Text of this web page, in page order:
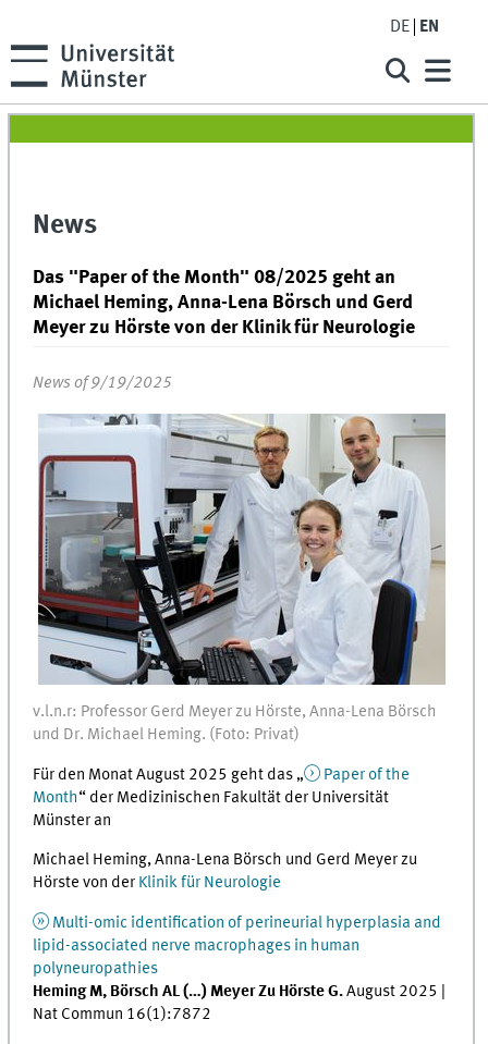
DE EN
News
Das "Paper of the Month" 08/2025 geht an
Michael Heming, Anna-Lena Börsch und Gerd
Meyer zu Hörste von der Klinik für Neurologie
News of 9/19/2025
v.l.n.r: Professor Gerd Meyer zu Hörste, Anna-Lena Börsch
und Dr. Michael Heming. (Foto: Privat)
Für den Monat August 2025 geht das „
Paper of the
Month“ der Medizinischen Fakultät der Universität
Münster an
Michael Heming, Anna-Lena Börsch und Gerd Meyer zu
Hörste von der Klinik für Neurologie
Multi-omic identification of perineurial hyperplasia and
lipid-associated nerve macrophages in human
polyneuropathies
Heming M, Börsch AL (…) Meyer Zu Hörste G.August 2025 |
Nat Commun 16(1):7872